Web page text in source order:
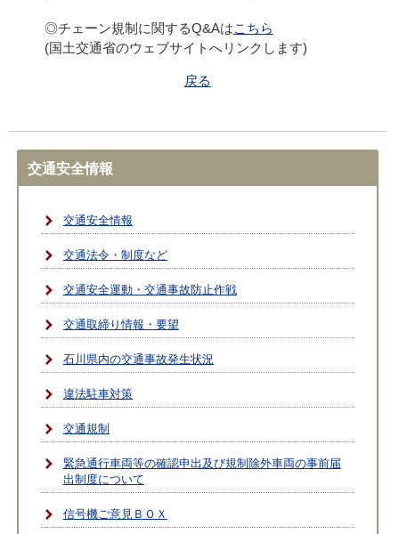
◎チェーン規制に関するQ&Aはこちら
(国土交通省のウェブサイトへリンクします)
戻る
交通安全情報
交通安全情報
交通法令・制度など
交通安全運動・交通事故防止作戦
交通取締り情報・要望
石川県内の交通事故発生状況
違法駐車対策
交通規制
緊急通行車両等の確認申出及び規制除外車両の事前届
出制度について
信号機ご意見ＢＯＸ